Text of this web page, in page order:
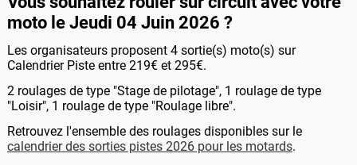
moto le Jeudi 04 Juin 2026 ?
Les organisateurs proposent 4 sortie(s) moto(s) sur
Calendrier Piste entre 219€ et 295€.
2 roulages de type "Stage de pilotage", 1 roulage de type
"Loisir", 1 roulage de type "Roulage libre".
Retrouvez l'ensemble des roulages disponibles sur le
calendrier des sorties pistes 2026 pour les motards.